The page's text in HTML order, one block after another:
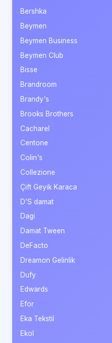
Bershka
Beymen
Beymen Business
Beymen Club
Bisse
Brandroom
Brandy's
Brooks Brothers
Cacharel
Centone
Colin's
Collezione
Çift Geyik Karaca
D’S damat
Dagi
Damat Tween
DeFacto
Dreamon Gelinlik
Dufy
Edwards
Efor
Eka Tekstil
Ekol